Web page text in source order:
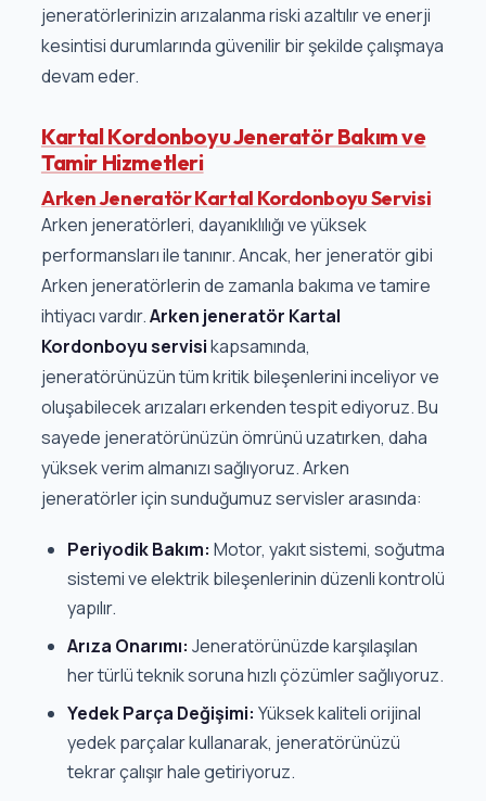
jeneratörlerinizin arızalanma riski azaltılır ve enerji
kesintisi durumlarında güvenilir bir şekilde çalışmaya
devam eder.
Kartal Kordonboyu Jeneratör Bakım ve
Tamir Hizmetleri
Arken Jeneratör Kartal Kordonboyu Servisi
Arken jeneratörleri, dayanıklılığı ve yüksek
performansları ile tanınır. Ancak, her jeneratör gibi
Arken jeneratörlerin de zamanla bakıma ve tamire
ihtiyacı vardır.Arken jeneratör Kartal
Kordonboyu servisikapsamında,
jeneratörünüzün tüm kritik bileşenlerini inceliyor ve
oluşabilecek arızaları erkenden tespit ediyoruz. Bu
sayede jeneratörünüzün ömrünü uzatırken, daha
yüksek verim almanızı sağlıyoruz. Arken
jeneratörler için sunduğumuz servisler arasında:
Periyodik Bakım: Motor, yakıt sistemi, soğutma
sistemi ve elektrik bileşenlerinin düzenli kontrolü
yapılır.
Arıza Onarımı: Jeneratörünüzde karşılaşılan
her türlü teknik soruna hızlı çözümler sağlıyoruz.
Yedek Parça Değişimi: Yüksek kaliteli orijinal
yedek parçalar kullanarak, jeneratörünüzü
tekrar çalışır hale getiriyoruz.